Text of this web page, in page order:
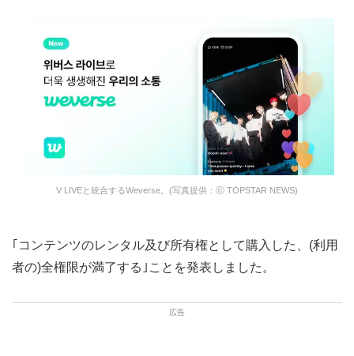
V LIVEと統合するWeverse。(写真提供：ⓒ TOPSTAR NEWS)
｢コンテンツのレンタル及び所有権として購入した、(利用
者の)全権限が満了する｣ことを発表しました。